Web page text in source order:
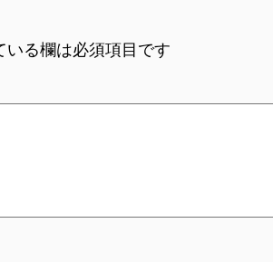
いる欄は必須項目です